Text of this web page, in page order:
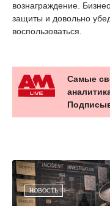
вознаграждение.
защиты и довольно
воспользоваться.
Самые
НОВОСТЬ